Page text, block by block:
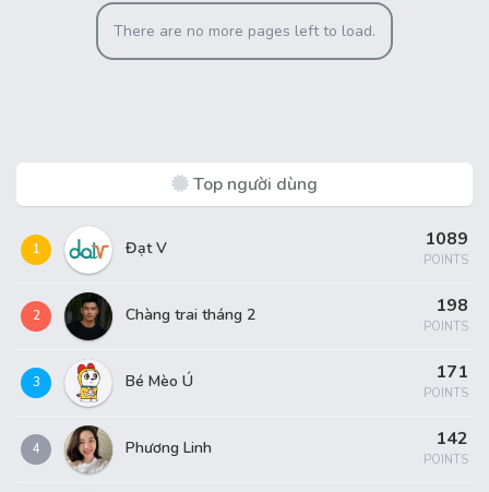
There are no more pages left to load.
Top người dùng
1 Đạt V 1089
POINTS
2 Chàng trai tháng 2 198
POINTS
3 Bé Mèo Ú 171
POINTS
4 Phương Linh 142
POINTS